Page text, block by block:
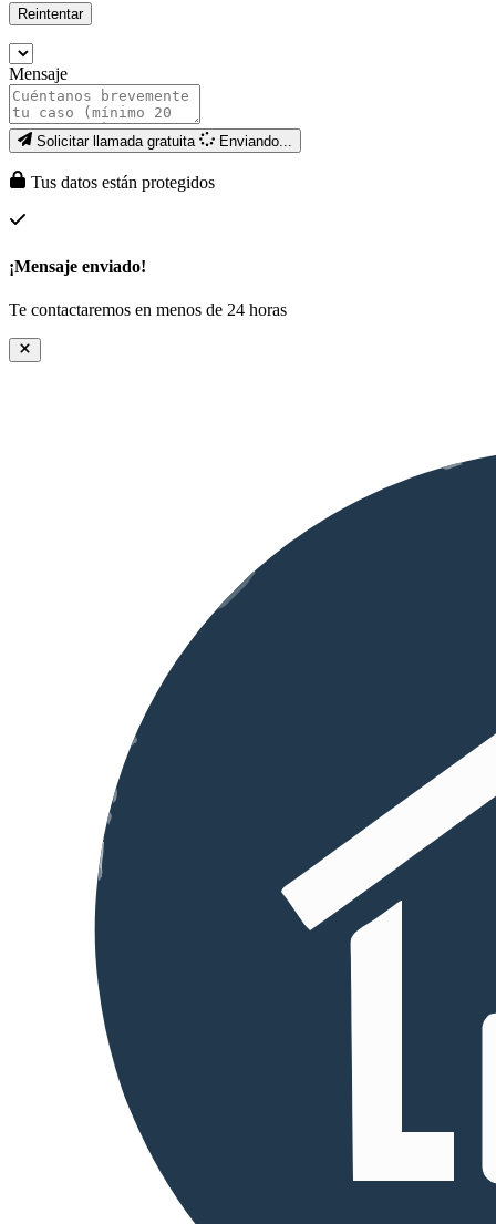
Reintentar
Mensaje
Solicitar llamada gratuita Enviando...
Tus datos están protegidos
¡Mensaje enviado!
Te contactaremos en menos de 24 horas